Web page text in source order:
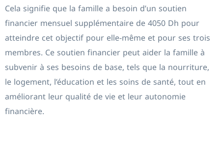
Cela signifie que la famille a besoin d’un soutien
financier mensuel supplémentaire de 4050 Dh pour
atteindre cet objectif pour elle-même et pour ses trois
membres. Ce soutien financier peut aider la famille à
subvenir à ses besoins de base, tels que la nourriture,
le logement, l’éducation et les soins de santé, tout en
améliorant leur qualité de vie et leur autonomie
financière.